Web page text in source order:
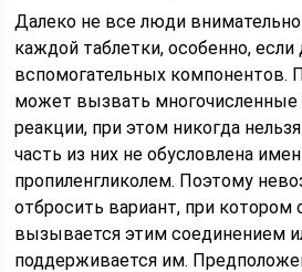
Далеко не все люди
каждой таблетки, особенно, если
вспомогательных компонентов.
может вызвать
реакции, при этом никогда
часть из них не обусловлена
пропиленгликолем. Поэтому
отбросить вариант, при котором
вызывается этим соединением
поддерживается им.